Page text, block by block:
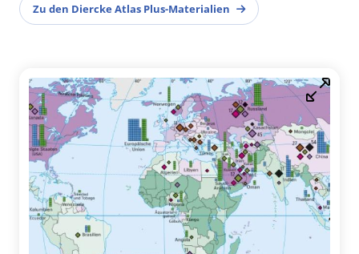
Zu den Diercke Atlas Plus-Materialien